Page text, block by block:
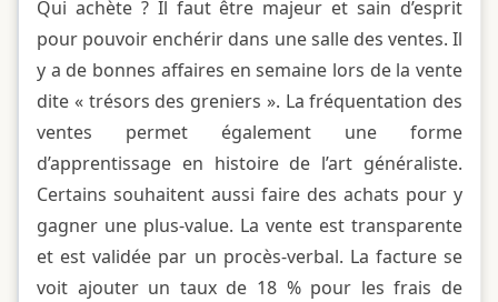
Qui achète ? Il faut être majeur et sain d’esprit
pour pouvoir enchérir dans une salle des ventes. Il
y a de bonnes affaires en semaine lors de la vente
dite « trésors des greniers ». La fréquentation des
ventes permet également une forme
d’apprentissage en histoire de l’art généraliste.
Certains souhaitent aussi faire des achats pour y
gagner une plus-value. La vente est transparente
et est validée par un procès-verbal. La facture se
voit ajouter un taux de 18 % pour les frais de